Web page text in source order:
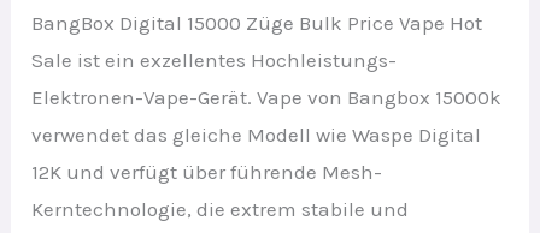
BangBox Digital 15000 Züge Bulk Price Vape Hot
Sale ist ein exzellentes Hochleistungs-
Elektronen-Vape-Gerät. Vape von Bangbox 15000k
verwendet das gleiche Modell wie Waspe Digital
12K und verfügt über führende Mesh-
Kerntechnologie, die extrem stabile und